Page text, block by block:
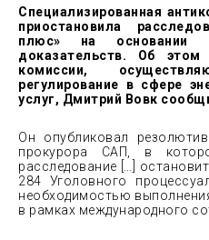
Специализированная
приостановила
плюс» на основании
доказательств. Об этом
комиссии,
регулирование в сфере
услуг, Дмитрий Вовк
Он опубликовал
прокурора САП, в
расследование […]
284 Уголовного
необходимостью
в рамках международного